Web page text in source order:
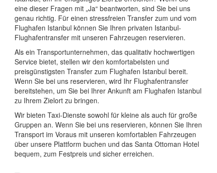
eine dieser Fragen mit „Ja“ beantworten, sind Sie bei uns
genau richtig. Für einen stressfreien Transfer zum und vom
Flughafen Istanbul können Sie Ihren privaten Istanbul-
Flughafentransfer mit unseren Fahrzeugen reservieren.
Als ein Transportunternehmen, das qualitativ hochwertigen
Service bietet, stellen wir den komfortabelsten und
preisgünstigsten Transfer zum Flughafen Istanbul bereit.
Wenn Sie bei uns reservieren, wird Ihr Flughafentransfer
bereitstehen, um Sie bei Ihrer Ankunft am Flughafen Istanbul
zu Ihrem Zielort zu bringen.
Wir bieten Taxi-Dienste sowohl für kleine als auch für große
Gruppen an. Wenn Sie bei uns reservieren, können Sie Ihren
Transport im Voraus mit unseren komfortablen Fahrzeugen
über unsere Plattform buchen und das Santa Ottoman Hotel
bequem, zum Festpreis und sicher erreichen.